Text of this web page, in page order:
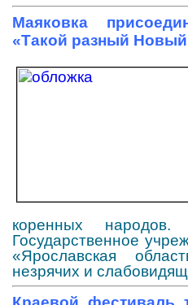
Маяковка
«Такой разный Новый
коренных народов.
Государственное
«Ярославская
незрячих и